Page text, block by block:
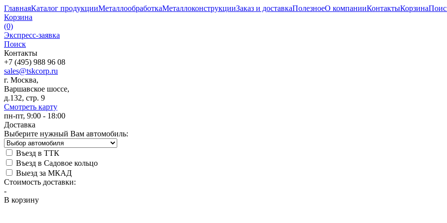
ГлавнаяКаталог продукцииМеталлообработкаМеталлоконструкцииЗаказ и доставкаПолезноеО компанииКонтактыКорзина
Корзина
(0)
Экспресс-заявка
Поиск
Контакты
+7 (495) 988 96 08
sales@tskcorp.ru
г. Москва,
Варшавское шоссе,
д.132, стр. 9
Смотреть карту
пн-пт, 9:00 - 18:00
Доставка
Выберите нужный Вам автомобиль:
Въезд в ТТК
Въезд в Садовое кольцо
Выезд за МКАД
Стоимость доставки:
-
В корзину